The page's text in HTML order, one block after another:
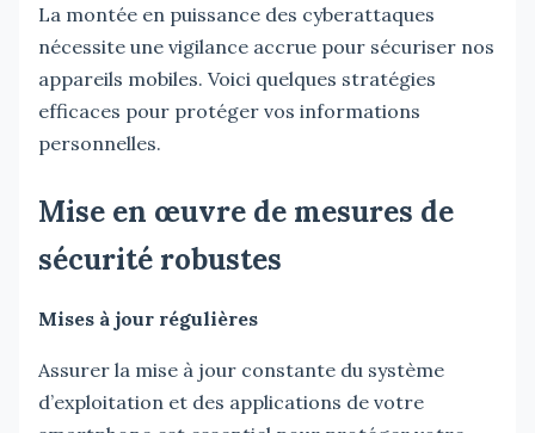
La montée en puissance des cyberattaques
nécessite une vigilance accrue pour sécuriser nos
appareils mobiles. Voici quelques stratégies
efficaces pour protéger vos informations
personnelles.
Mise en œuvre de mesures de
sécurité robustes
Mises à jour régulières
Assurer la mise à jour constante du système
d’exploitation et des applications de votre